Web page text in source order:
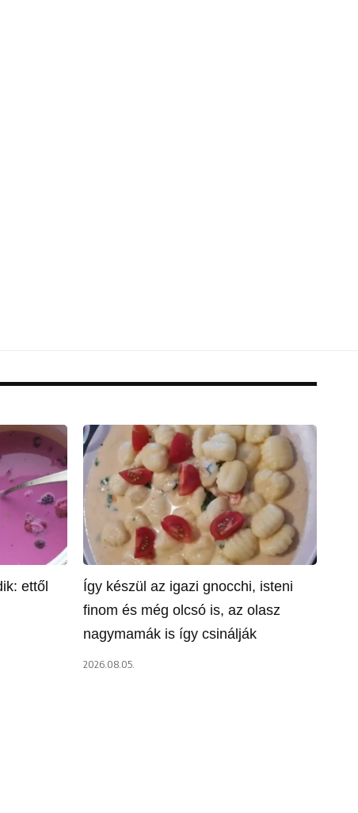
ettől
Így készül az igazi gnocchi, isteni
finom és még olcsó is, az olasz
nagymamák is így csinálják
2026.08.05.